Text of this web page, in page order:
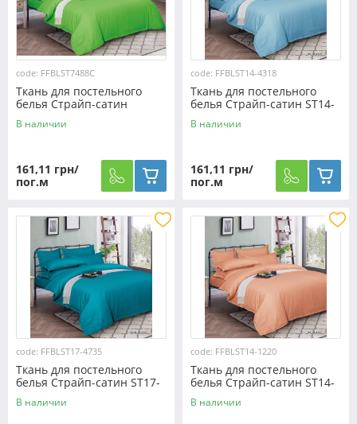
code: FFBLST7488C
Ткань для постельного
белья Страйп-сатин
ST7488C (50м)
В наличии
161,11 грн/
пог.м
code: FFBLST14-4318
Ткань для постельного
белья Страйп-сатин ST14-
4318 (50м)
В наличии
161,11 грн/
пог.м
code: FFBLST17-4735
Ткань для постельного
белья Страйп-сатин ST17-
4735 (50м)
В наличии
code: FFBLST14-1220
Ткань для постельного
белья Страйп-сатин ST14-
1220 (50м)
В наличии